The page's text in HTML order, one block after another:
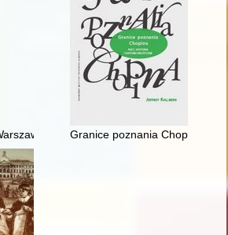
pod zaborem rosyjskim
Granice poznania Chopina.